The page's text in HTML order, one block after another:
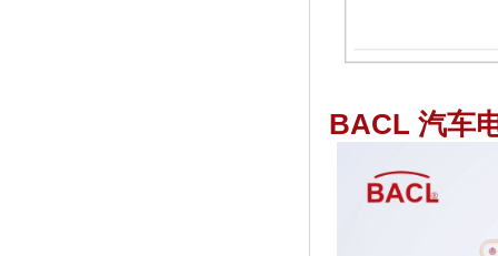
BACL 汽车